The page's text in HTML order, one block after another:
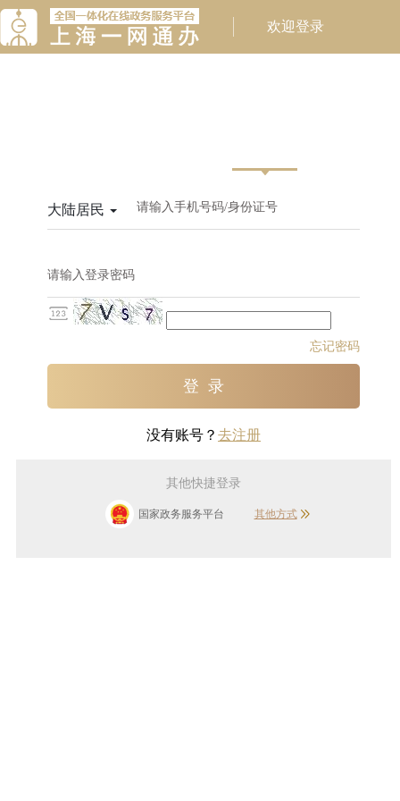
请输入手机号码/身份证号
大陆居民
请输入登录密码
忘记密码
没有账号？ 去注册
其他快捷登录
国家政务服务平台 其他方式